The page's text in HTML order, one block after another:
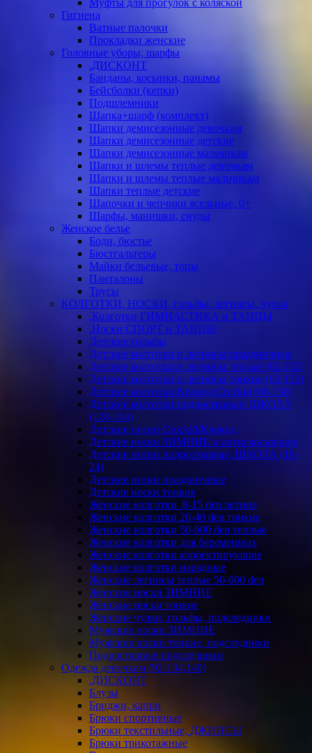
Муфты для прогулок с коляской
Гигиена
Ватные палочки
Прокладки женские
Головные уборы, шарфы
.ДИСКОНТ
Банданы, косынки, панамы
Бейсболки (кепки)
Подшлемники
Шапка+шарф (комплект)
Шапки демисезонные девочкам
Шапки демисезонные детские
Шапки демисезонные мальчикам
Шапки и шлемы теплые девочкам
Шапки и шлемы теплые мальчикам
Шапки теплые детские
Шапочки и чепчики ясельные, 0+
Шарфы, манишки, снуды
Женское белье
Боди, бюстье
Бюстгальтеры
Майки бельевые, топы
Панталоны
Трусы
КОЛГОТКИ, НОСКИ, гольфы, легинсы, чулки
.Колготки ГИМНАСТИКА и ТАНЦЫ
.Носки СПОРТ и ТАНЦЫ
Детские гольфы
Детские колготки и легинсы праздничные
Детские колготки и легинсы теплые (62-152)
Детские колготки и легинсы тонкие (62-152)
Детские колготки Крокид/Crockid (68-158)
Детские колготки подростковые, ШКОЛА
(128-164)
Детские носки Crockid/Крокид
Детские носки ЗИМНИЕ и антискользящие
Детские носки подростковые, ШКОЛА (18-
24)
Детские носки праздничные
Детские носки тонкие
Женские колготки .8-15 den летние
Женские колготки 20-40 den тонкие
Женские колготки 50-600 den теплые
Женские колготки для беременных
Женские колготки корректирующие
Женские колготки нарядные
Женские легинсы теплые 50-600 den
Женские носки ЗИМНИЕ
Женские носки тонкие
Женские чулки, гольфы, подследники
Мужские носки ЗИМНИЕ
Мужские носки тонкие, подследники
Подростковые подследники
Одежда девочкам (92-134,140)
.ДИСКОНТ
Блузы
Бриджи, капри
Брюки спортивные
Брюки текстильные, ДЖИНСЫ
Брюки трикотажные